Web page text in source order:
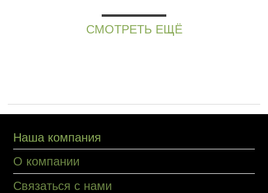
СМОТРЕТЬ ЕЩЁ
Наша компания
О компании
Связаться с нами